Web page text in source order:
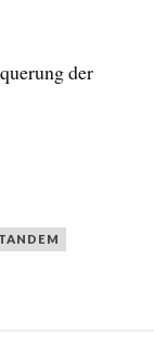
der
TANDEM